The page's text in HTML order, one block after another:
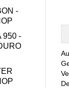
-
950 -